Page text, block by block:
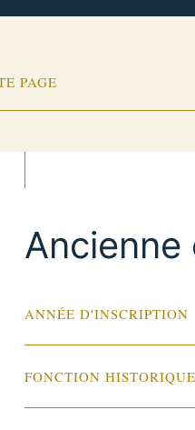
PAGE
ANNÉE D'INSCRIPTION
FONCTION HISTORIQUE